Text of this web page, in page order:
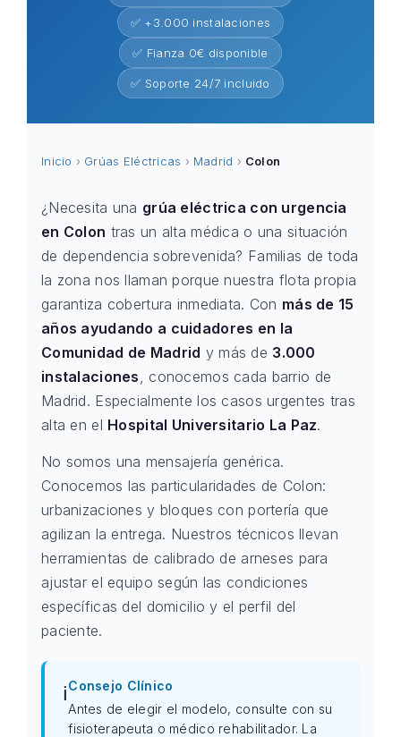
✅ +3.000 instalaciones
✅ Fianza 0€ disponible
✅ Soporte 24/7 incluido
Inicio › Grúas Eléctricas › Madrid › Colon
¿Necesita una grúa eléctrica con urgencia
en Colon tras un alta médica o una situación
de dependencia sobrevenida? Familias de toda
la zona nos llaman porque nuestra flota propia
garantiza cobertura inmediata. Con más de 15
años ayudando a cuidadores en la
Comunidad de Madrid y más de 3.000
instalaciones, conocemos cada barrio de
Madrid. Especialmente los casos urgentes tras
alta en el Hospital Universitario La Paz.
No somos una mensajería genérica.
Conocemos las particularidades de Colon:
urbanizaciones y bloques con portería que
agilizan la entrega. Nuestros técnicos llevan
herramientas de calibrado de arneses para
ajustar el equipo según las condiciones
específicas del domicilio y el perfil del
paciente.
ℹ️Consejo Clínico
Antes de elegir el modelo, consulte con su
fisioterapeuta o médico rehabilitador. La